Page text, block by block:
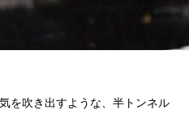
を吹き出すような、半トンネル